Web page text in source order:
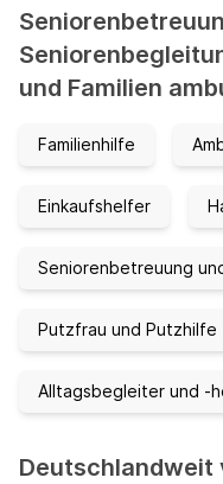
und Familien
Familienhilfe
Einkaufshelfer
Seniorenbetreuung
Putzfrau und Putzhilfe
Alltagsbegleiter und -
Deutschlandweit